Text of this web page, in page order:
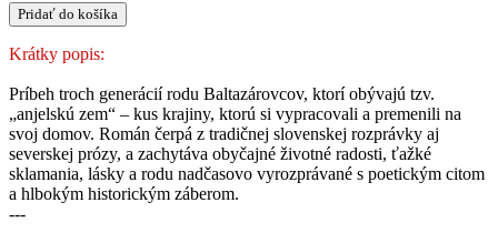
množstvo
ANJELSKÁ
ZEM
Pridať do košíka
Krátky popis:
Príbeh troch generácií rodu Baltazárovcov, ktorí obývajú tzv.
„anjelskú zem“ – kus krajiny, ktorú si vypracovali a premenili na
svoj domov. Román čerpá z tradičnej slovenskej rozprávky aj
severskej prózy, a zachytáva obyčajné životné radosti, ťažké
sklamania, lásky a rodu nadčasovo vyrozprávané s poetickým citom
a hlbokým historickým záberom.
---